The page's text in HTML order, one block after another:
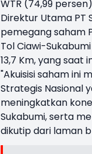
WTR (74,99
Direktur Utama PT
pemegang saham
Tol Ciawi-
13,7 Km, yang
"Akuisisi saham ini
Strategis Nasional
meningkatkan
Sukabumi, serta
dikutip dari laman